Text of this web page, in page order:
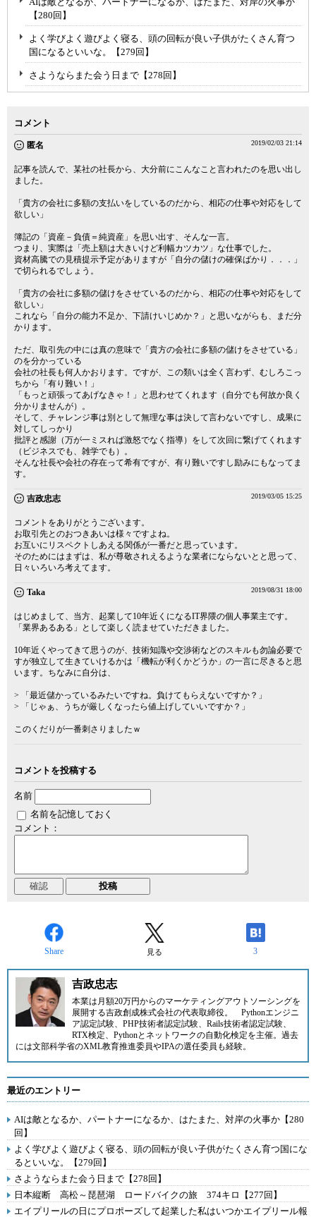
【280回】
よく学びよく遊びよく寝る、頭の回転が良い子供がたくさん育つ
国になるといいな。【279回】
さようならまた会う日まで【278回】
コメント
匿名 2019/02/03 21:14
記事を読んで、某社の社長から、大分前にこんなこと言われたのを思い出し
ました。
「貴方の会社に多額の支払いをしているのだから、相応の仕事や対応をして
欲しい」
簿記の「資産－負債＝純資産」を思い出す、そんな一言。
つまり、実際は「売上額は大きいけど利幅カツカツ」な仕事でした。
資材高騰での見積提示予定がありますが「自分の儲けの確保ばかり．．．」
で切られるでしょう。
「貴方の会社に多額の儲けをさせているのだから、相応の仕事や対応をして
欲しい」
これなら「自分の能力不足か、下請けいじめか？」と思いながらも、まだ分
かります。
ただ、取引先の中には真の意味で「貴方の会社に多額の儲けをさせている」
のを分かっている
会社の社長も何人かおります。ですが、この類いは全く言わず、むしろこっ
ちから「有り難い！」
「もっと頑張ってあげなきゃ！」と思わせてくれます（自分でも何故か良く
分かりませんが）。
そして、チャレンジ事は別として無理な事は決して言わないですし、成果に
対してしっかり
批評と感謝（万が一ミスれば激怒でなく指導）をして次回に繋げてくれます
（ビジネスでも、雑学でも）。
そんな社長や会社の存在って希有ですが、有り難いですし励みにもなってま
す。
吉政忠志 2019/03/05 15:25
コメントをありがとうございます。
お取引先とのおつきあいは様々ですよね。
お互いにリスペクトしあえる関係が一番だと思っています。
そのためにはまずは、私が尊敬されえるような業者にならないとと思って、
日々いろいろ考えてます。
Taka 2019/08/31 18:00
はじめまして、当方、起業して10年近くになるIT界隈の個人事業主です。
「業界あるある」として楽しく読ませていただきました。
10年近くやってきて思うのが、技術知識や交渉術などのスキルも勿論必要で
すが独立して生きていけるかは「機転が利くかどうか」の一言に尽きると思
います。ちなみに自分は、
> 「最近儲かっているみたいですね。負けてもらえないですか？」
> 「じゃぁ、うちが厳しくなったら値上げしていいですか？」
このくだりが一番刺さりましたｗ
コメントを投稿する
名前
名前を記憶しておく
コメント：
Share 見る 3
吉政忠志
本業は月額20万円からのマーケティングアウトソーシングを
展開する吉政創成株式会社の代表取締役。
Pythonエンジニ
ア認定試験、PHP技術者認定試験、Rails技術者認定試験、
RTX検定、Pythonとネットワークの自動化検定を主催。過去
には文部科学省のXML教育推進委員やIPAの選任委員も経験。
最近のエントリー
AIは敵となるか、パートナーになるか、はたまた、対岸の火事か【280
回】
よく学びよく遊びよく寝る、頭の回転が良い子供がたくさん育つ国にな
るといいな。【279回】
さようならまた会う日まで【278回】
日本縦断 高松～琵琶湖 ロードバイクの旅 374キロ【277回】
エイプリールの日にプロポーズして起業した私はいつかエイプリール報